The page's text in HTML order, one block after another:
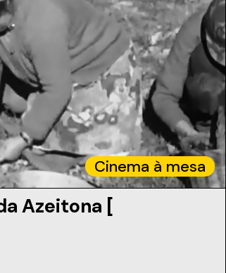
Cinema à mesa
Azeitona [